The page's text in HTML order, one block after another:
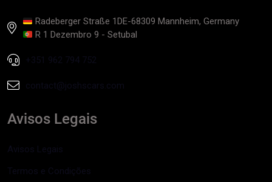
Radeberger Straße 1DE-68309 Mannheim, Germany
R 1 Dezembro 9 - Setubal
+351 962 794 752
contact@joshscars.com
Avisos Legais
Avisos Legais
Termos e Condições